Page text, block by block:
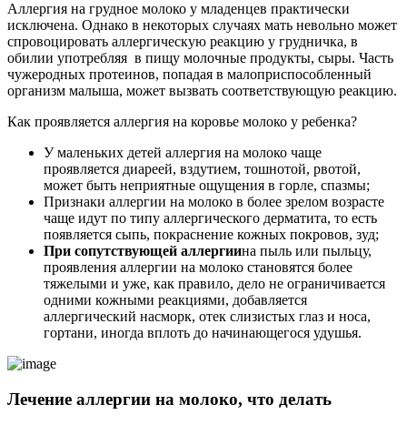
Аллергия на грудное молоко у младенцев практически
исключена. Однако в некоторых случаях мать невольно может
спровоцировать аллергическую реакцию у грудничка, в
обилии употребляя в пищу молочные продукты, сыры. Часть
чужеродных протеинов, попадая в малоприспособленный
организм малыша, может вызвать соответствующую реакцию.
Как проявляется аллергия на коровье молоко у ребенка?
У маленьких детей аллергия на молоко чаще
проявляется диареей, вздутием, тошнотой, рвотой,
может быть неприятные ощущения в горле, спазмы;
Признаки аллергии на молоко в более зрелом возрасте
чаще идут по типу аллергического дерматита, то есть
появляется сыпь, покраснение кожных покровов, зуд;
При сопутствующей аллергиина пыль или пыльцу,
проявления аллергии на молоко становятся более
тяжелыми и уже, как правило, дело не ограничивается
одними кожными реакциями, добавляется
аллергический насморк, отек слизистых глаз и носа,
гортани, иногда вплоть до начинающегося удушья.
Лечение аллергии на молоко, что делать